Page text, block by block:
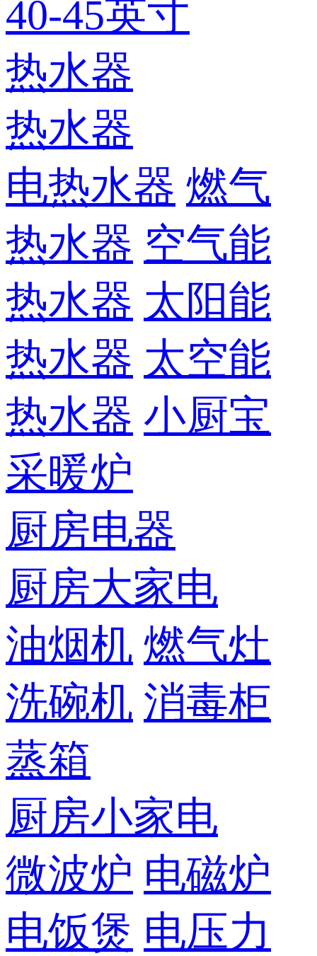
40-45英寸
热水器
热水器
电热水器 燃气
热水器 空气能
热水器 太阳能
热水器 太空能
热水器 小厨宝
采暖炉
厨房电器
厨房大家电
油烟机 燃气灶
洗碗机 消毒柜
蒸箱
厨房小家电
微波炉 电磁炉
电饭煲 电压力